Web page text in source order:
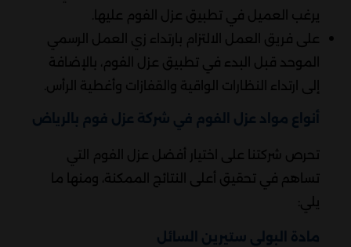
يرغب العميل في تطبيق عزل الفوم عليها.
على فريق العمل الالتزام بارتداء زي العمل الرسمي
الموحد قبل البدء في تطبيق عزل الفوم، بالإضافة
إلى ارتداء النظارات الواقية والقفازات وأغطية الرأس.
أنواع مواد عزل الفوم في شركة عزل فوم بالرياض
تحرص شركتنا على اختيار أفضل عزل الفوم التي
تساهم في تحقيق أعلى النتائج الممكنة، ومنها ما
يلي:
مادة البولي ستيرين السائل